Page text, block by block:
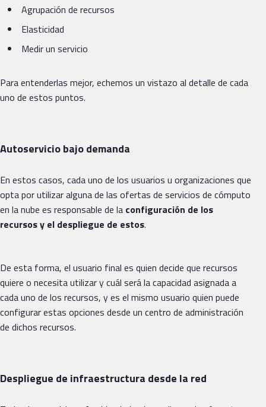
Agrupación de recursos
Elasticidad
Medir un servicio
Para entenderlas mejor, echemos un vistazo al detalle de cada
uno de estos puntos.
Autoservicio bajo demanda
En estos casos, cada uno de los usuarios u organizaciones que
opta por utilizar alguna de las ofertas de servicios de cómputo
en la nube es responsable de la configuración de los
recursos y el despliegue de estos.
De esta forma, el usuario final es quien decide que recursos
quiere o necesita utilizar y cuál será la capacidad asignada a
cada uno de los recursos, y es el mismo usuario quien puede
configurar estas opciones desde un centro de administración
de dichos recursos.
Despliegue de infraestructura desde la red